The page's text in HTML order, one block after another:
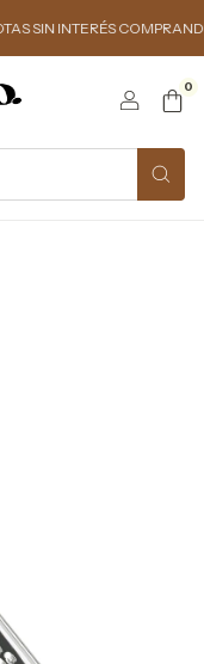
INTERÉS COMPRANDO
0